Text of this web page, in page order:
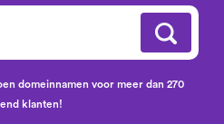
domeinnamen voor meer dan 270
klanten!